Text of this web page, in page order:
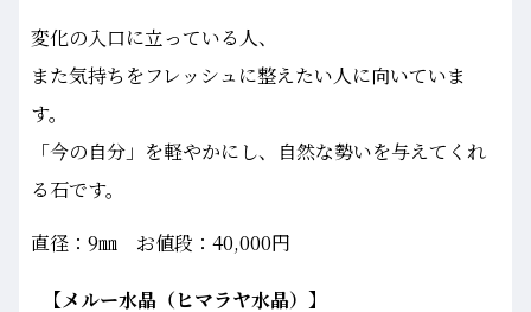
変化の入口に立っている人、
また気持ちをフレッシュに整えたい人に向いていま
す。
「今の自分」を軽やかにし、自然な勢いを与えてくれ
る石です。
直径：9㎜ お値段：40,000円
【メルー水晶（ヒマラヤ水晶）】